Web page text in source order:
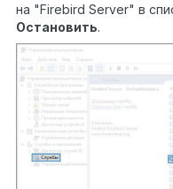
на "Firebird Server" в
Остановить.